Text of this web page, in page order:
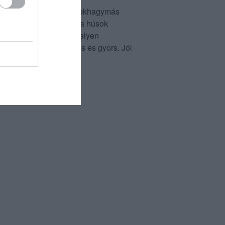
Tüskéspecsenyét fokhagymás
kitűnőek voltak, a húsok
ízekkel. Kevés helyen
udvarias, figyelmes és gyors. Jól